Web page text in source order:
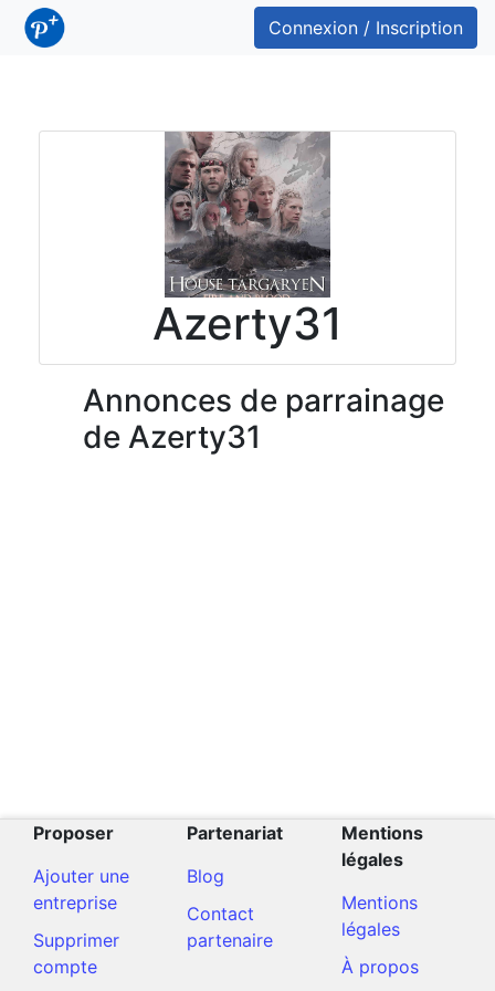
Connexion / Inscription
Azerty31
Annonces de parrainage
de Azerty31
Proposer
Ajouter une
entreprise
Supprimer
compte
Partenariat
Blog
Contact
partenaire
Mentions
légales
Mentions
légales
À propos